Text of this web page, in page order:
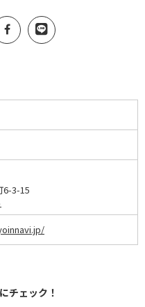
6-3-15
チェック！